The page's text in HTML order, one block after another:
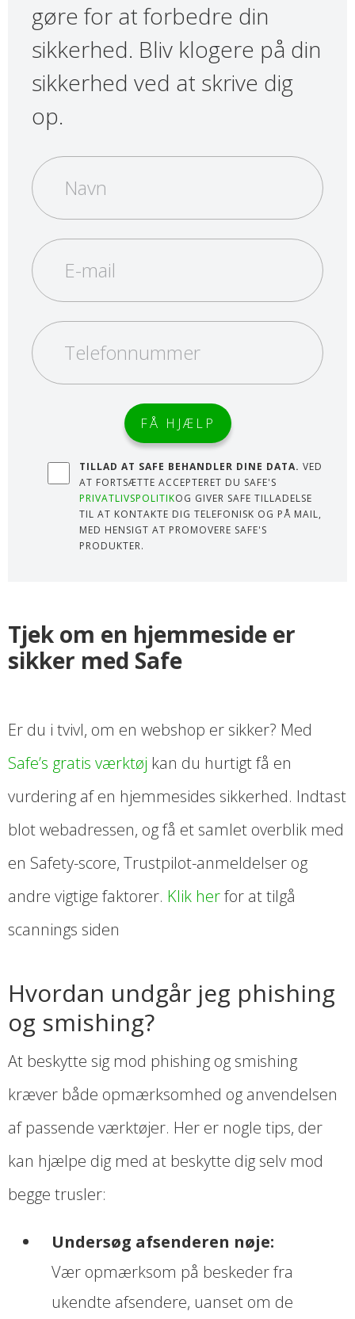
gøre for at forbedre din
sikkerhed. Bliv klogere på din
sikkerhed ved at skrive dig
op.
TILLAD AT SAFE BEHANDLER DINE DATA. VED
AT FORTSÆTTE ACCEPTERET DU SAFE'S
PRIVATLIVSPOLITIKOG GIVER SAFE TILLADELSE
TIL AT KONTAKTE DIG TELEFONISK OG PÅ MAIL,
MED HENSIGT AT PROMOVERE SAFE'S
PRODUKTER.
Tjek om en hjemmeside er
sikker med Safe
Er du i tvivl, om en webshop er sikker? Med
Safe’s gratis værktøj kan du hurtigt få en
vurdering af en hjemmesides sikkerhed. Indtast
blot webadressen, og få et samlet overblik med
en Safety-score, Trustpilot-anmeldelser og
andre vigtige faktorer. Klik herfor at tilgå
scannings siden
Hvordan undgår jeg phishing
og smishing?
At beskytte sig mod phishing og smishing
kræver både opmærksomhed og anvendelsen
af passende værktøjer. Her er nogle tips, der
kan hjælpe dig med at beskytte dig selv mod
begge trusler:
Undersøg afsenderen nøje:
Vær opmærksom på beskeder fra
ukendte afsendere, uanset om de